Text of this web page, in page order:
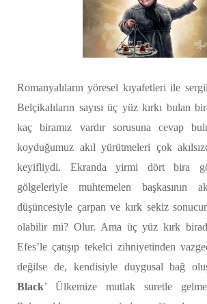
Romanyalıların yöresel kıyafetleri ile
Belçikalıların sayısı üç yüz kırkı bulan
kaç biramız vardır sorusuna cevap
koyduğumuz akıl yürütmeleri çok
keyifliydi. Ekranda yirmi dört bira
gölgeleriyle muhtemelen başkasının
düşüncesiyle çarpan ve kırk sekiz
olabilir mi? Olur. Ama üç yüz kırk
Efes’le çatışıp tekelci zihniyetinden
değilse de, kendisiyle duygusal bağ
Black’ Ülkemize mutlak suretle